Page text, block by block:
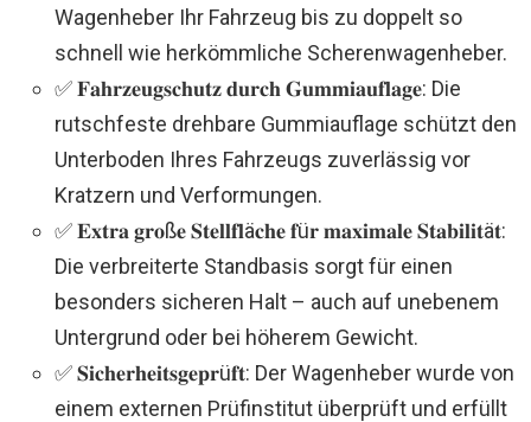
Wagenheber Ihr Fahrzeug bis zu doppelt so
schnell wie herkömmliche Scherenwagenheber.
✅ 𝐅𝐚𝐡𝐫𝐳𝐞𝐮𝐠𝐬𝐜𝐡𝐮𝐭𝐳 𝐝𝐮𝐫𝐜𝐡 𝐆𝐮𝐦𝐦𝐢𝐚𝐮𝐟𝐥𝐚𝐠𝐞: Die
rutschfeste drehbare Gummiauflage schützt den
Unterboden Ihres Fahrzeugs zuverlässig vor
Kratzern und Verformungen.
✅ 𝐄𝐱𝐭𝐫𝐚 𝐠𝐫𝐨ß𝐞 𝐒𝐭𝐞𝐥𝐥𝐟𝐥ä𝐜𝐡𝐞 𝐟ü𝐫 𝐦𝐚𝐱𝐢𝐦𝐚𝐥𝐞 𝐒𝐭𝐚𝐛𝐢𝐥𝐢𝐭ä𝐭:
Die verbreiterte Standbasis sorgt für einen
besonders sicheren Halt – auch auf unebenem
Untergrund oder bei höherem Gewicht.
✅ 𝐒𝐢𝐜𝐡𝐞𝐫𝐡𝐞𝐢𝐭𝐬𝐠𝐞𝐩𝐫ü𝐟𝐭: Der Wagenheber wurde von
einem externen Prüfinstitut überprüft und erfüllt